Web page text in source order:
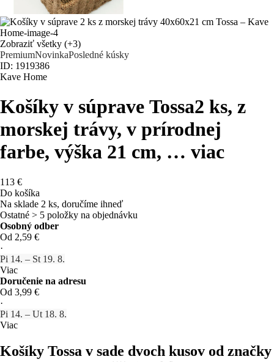
Zobraziť všetky (+3)
PremiumNovinkaPosledné kúsky
ID: 1919386
Kave Home
Košíky v súprave Tossa2 ks, z
morskej trávy, v prírodnej
farbe, výška 21 cm, … viac
113 €
Do košíka
Na sklade 2 ks, doručíme ihneď
Ostatné > 5 položky na objednávku
Osobný odber
Od 2,59 €
·
Pi 14. – St 19. 8.
Viac
Doručenie na adresu
Od 3,99 €
·
Pi 14. – Ut 18. 8.
Viac
Košíky Tossa v sade dvoch kusov od značky